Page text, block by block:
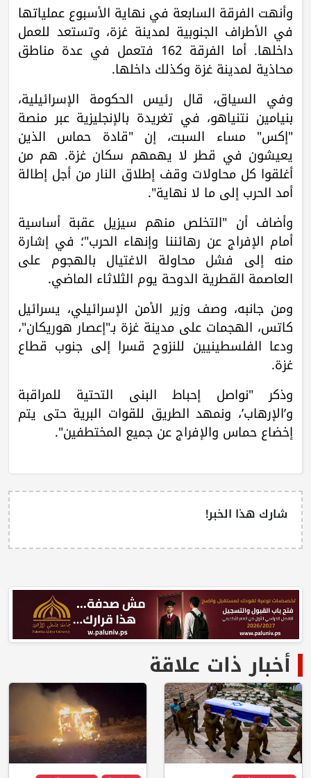
وأنهت الفرقة السابعة في نهاية الأسبوع عملياتها
في الأطراف الجنوبية لمدينة غزة، وتستعد للعمل
داخلها. أما الفرقة 162 فتعمل في عدة مناطق
محاذية لمدينة غزة وكذلك داخلها.
وفي السياق، قال رئيس الحكومة الإسرائيلية،
بنيامين نتنياهو، في تغريدة بالإنجليزية عبر منصة
"إكس" مساء السبت، إن "قادة حماس الذين
يعيشون في قطر لا يهمهم سكان غزة. هم من
أغلقوا كل محاولات وقف إطلاق النار من أجل إطالة
أمد الحرب إلى ما لا نهاية".
وأضاف أن "التخلص منهم سيزيل عقبة أساسية
أمام الإفراج عن رهائننا وإنهاء الحرب"؛ في إشارة
منه إلى فشل محاولة الاغتيال بالهجوم على
العاصمة القطرية الدوحة يوم الثلاثاء الماضي.
ومن جانبه، وصف وزير الأمن الإسرائيلي، يسرائيل
كاتس، الهجمات على مدينة غزة بـ"إعصار هوريكان"،
ودعا الفلسطينيين للنزوح قسرا إلى جنوب قطاع
غزة.
وذكر "نواصل إحباط البنى التحتية للمراقبة
و’الإرهاب’، ونمهد الطريق للقوات البرية حتى يتم
إخضاع حماس والإفراج عن جميع المختطفين".
شارك هذا الخبر!
أخبار ذات علاقة